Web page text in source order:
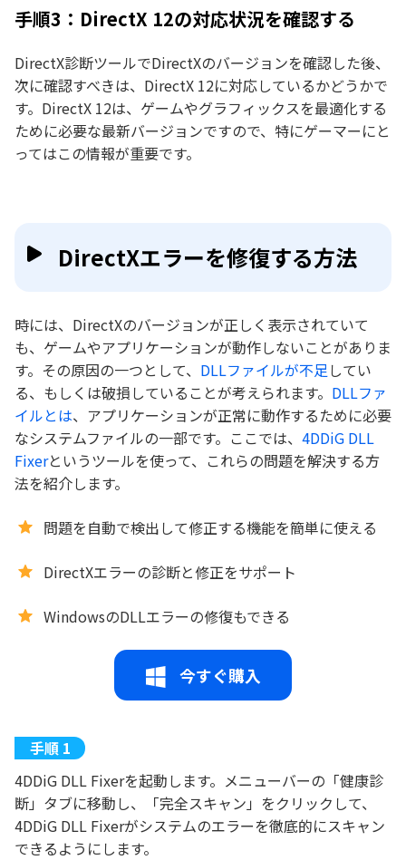
手順3：DirectX 12の対応状況を確認する
DirectX診断ツールでDirectXのバージョンを確認した後、
次に確認すべきは、DirectX 12に対応しているかどうかで
す。DirectX 12は、ゲームやグラフィックスを最適化する
ために必要な最新バージョンですので、特にゲーマーにと
ってはこの情報が重要です。
DirectXエラーを修復する方法
時には、DirectXのバージョンが正しく表示されていて
も、ゲームやアプリケーションが動作しないことがありま
す。その原因の一つとして、 DLLファイルが不足してい
る、もしくは破損していることが考えられます。 DLLファ
イルとは、アプリケーションが正常に動作するために必要
なシステムファイルの一部です。ここでは、 4DDiG DLL
Fixerというツールを使って、これらの問題を解決する方
法を紹介します。
問題を自動で検出して修正する機能を簡単に使える
DirectXエラーの診断と修正をサポート
WindowsのDLLエラーの修復もできる
今すぐ購入
4DDiG DLL Fixerを起動します。メニューバーの「健康診
断」タブに移動し、「完全スキャン」をクリックして、
4DDiG DLL Fixerがシステムのエラーを徹底的にスキャン
できるようにします。